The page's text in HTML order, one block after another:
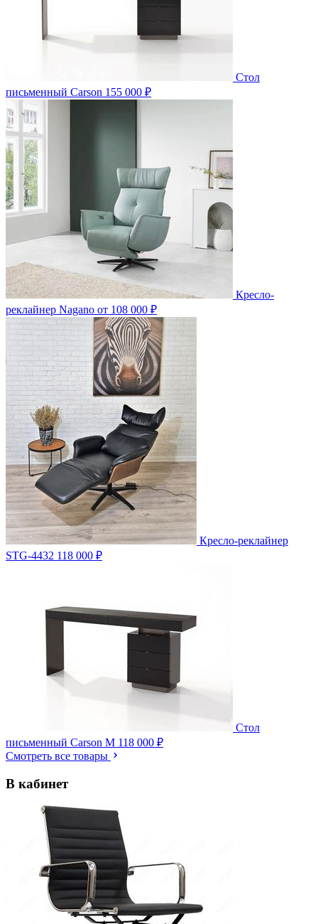
Стол
письменный Carson 155 000 ₽
Кресло-
реклайнер Nagano от 108 000 ₽
Кресло-реклайнер
STG-4432 118 000 ₽
Стол
письменный Carson M 118 000 ₽
Смотреть все товары
В кабинет